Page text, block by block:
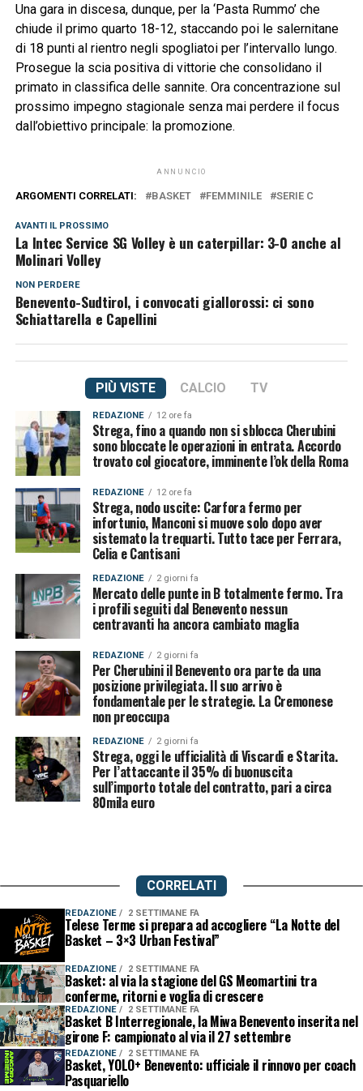
Una gara in discesa, dunque, per la ‘Pasta Rummo’ che
chiude il primo quarto 18-12, staccando poi le salernitane
di 18 punti al rientro negli spogliatoi per l’intervallo lungo.
Prosegue la scia positiva di vittorie che consolidano il
primato in classifica delle sannite. Ora concentrazione sul
prossimo impegno stagionale senza mai perdere il focus
dall’obiettivo principale: la promozione.
ANNUNCIO
ARGOMENTI CORRELATI: BASKET FEMMINILE SERIE C
AVANTI IL ​​PROSSIMO
La Intec Service SG Volley è un caterpillar: 3-0 anche al
Molinari Volley
NON PERDERE
Benevento-Sudtirol, i convocati giallorossi: ci sono
Schiattarella e Capellini
PIÙ VISTE CALCIO TV
REDAZIONE 12 ore fa
Strega, fino a quando non si sblocca Cherubini
sono bloccate le operazioni in entrata. Accordo
trovato col giocatore, imminente l’ok della Roma
REDAZIONE 12 ore fa
Strega, nodo uscite: Carfora fermo per
infortunio, Manconi si muove solo dopo aver
sistemato la trequarti. Tutto tace per Ferrara,
Celia e Cantisani
REDAZIONE 2 giorni fa
Mercato delle punte in B totalmente fermo. Tra
i profili seguiti dal Benevento nessun
centravanti ha ancora cambiato maglia
REDAZIONE 2 giorni fa
Per Cherubini il Benevento ora parte da una
posizione privilegiata. Il suo arrivo è
fondamentale per le strategie. La Cremonese
non preoccupa
REDAZIONE 2 giorni fa
Strega, oggi le ufficialità di Viscardi e Starita.
Per l’attaccante il 35% di buonuscita
sull’importo totale del contratto, pari a circa
80mila euro
CORRELATI
REDAZIONE 2 SETTIMANE FA
Telese Terme si prepara ad accogliere “La Notte del
Basket – 3×3 Urban Festival”
REDAZIONE 2 SETTIMANE FA
Basket: al via la stagione del GS Meomartini tra
conferme, ritorni e voglia di crescere
REDAZIONE 2 SETTIMANE FA
Basket B Interregionale, la Miwa Benevento inserita nel
girone F: campionato al via il 27 settembre
REDAZIONE 2 SETTIMANE FA
Basket, YOLO+ Benevento: ufficiale il rinnovo per coach
Pasquariello